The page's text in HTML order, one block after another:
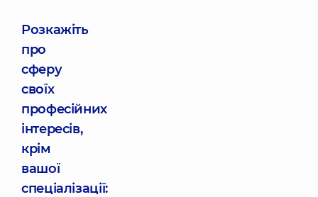
Розкажіть
про
сферу
своїх
професійних
інтересів,
крім
вашої
спеціалізації: